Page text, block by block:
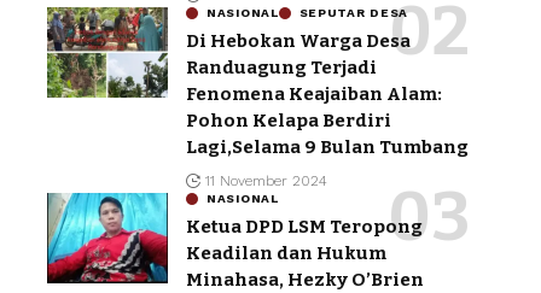
NASIONAL SEPUTAR DESA
Di Hebokan Warga Desa
Randuagung Terjadi
Fenomena Keajaiban Alam:
Pohon Kelapa Berdiri
Lagi,Selama 9 Bulan Tumbang
11 November 2024
NASIONAL
Ketua DPD LSM Teropong
Keadilan dan Hukum
Minahasa, Hezky O’Brien